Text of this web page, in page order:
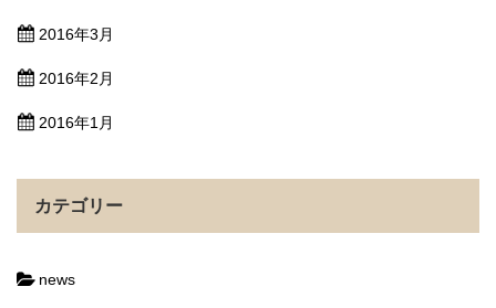
2016年3月
2016年2月
2016年1月
カテゴリー
news